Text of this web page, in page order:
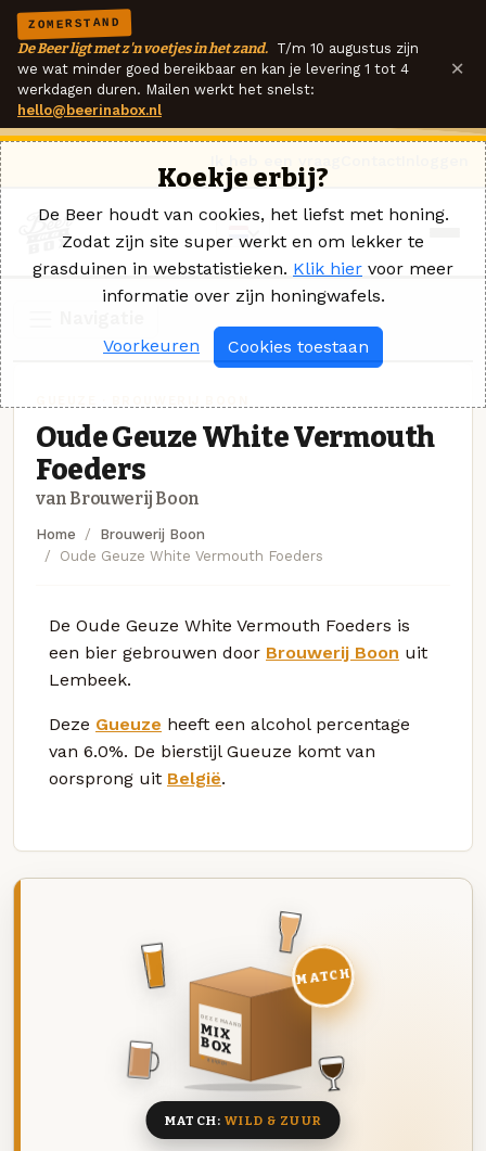
ZOMERSTAND
De Beer ligt met z'n voetjes in het zand. T/m 10 augustus zijn
we wat minder goed bereikbaar en kan je levering 1 tot 4
werkdagen duren. Mailen werkt het snelst:
hello@beerinabox.nl
×
Oude Geuze White Vermouth
Foeders
van Brouwerij Boon
Home
Brouwerij Boon
Oude Geuze White Vermouth Foeders
De Oude Geuze White Vermouth Foeders is
een bier gebrouwen door Brouwerij Boon uit
Lembeek.
Deze Gueuze heeft een alcohol percentage
van 6.0%. De bierstijl Gueuze komt van
oorsprong uit België.
DEZE MAAND
MIX
BOX
8 BIEREN
MATCH
MATCH:WILD & ZUUR
Koekje erbij?
De Beer houdt van cookies, het liefst met honing.
Zodat zijn site super werkt en om lekker te
grasduinen in webstatistieken. Klik hier voor meer
informatie over zijn honingwafels.
Voorkeuren Cookies toestaan